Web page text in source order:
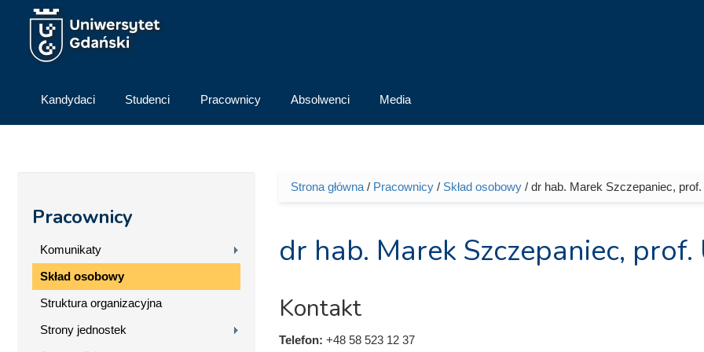
Przejdź do treści
Kandydaci Studenci Pracownicy Absolwenci Media
Pracownicy
Komunikaty
Skład osobowy
Struktura organizacyjna
Strony jednostek
Jesteś tutaj
Strona główna/ Pracownicy/ Skład osobowy/ dr hab. Marek Szczepaniec, prof.
dr hab. Marek Szczepaniec, prof.
Kontakt
Telefon: +48 58 523 12 37